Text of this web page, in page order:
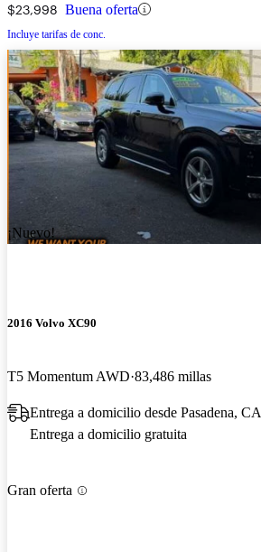
$23,998 Buena oferta
Incluye tarifas de conc.
¡Nuevo!
2016 Volvo XC90
T5 Momentum AWD 83,486 millas
Entrega a domicilio desde Pasadena, CA
Entrega a domicilio gratuita
Gran oferta